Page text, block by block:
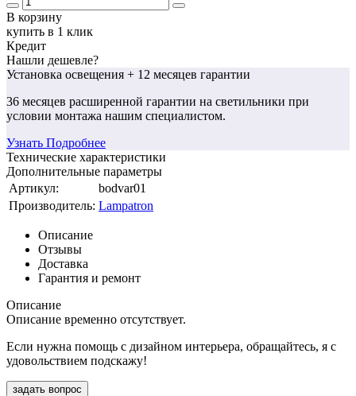
В корзину
купить в 1 клик
Кредит
Нашли дешевле?
Установка освещения + 12 месяцев гарантии
36 месяцев расширенной гарантии на светильники при
условии монтажа нашим специалистом.
Узнать Подробнее
Технические характеристики
Дополнительные параметры
Артикул:
bodvar01
Производитель: Lampatron
Описание
Отзывы
Доставка
Гарантия и ремонт
Описание
Описание временно отсутствует.
Если нужна помощь с дизайном интерьера, обращайтесь, я с
удовольствием подскажу!
задать вопрос